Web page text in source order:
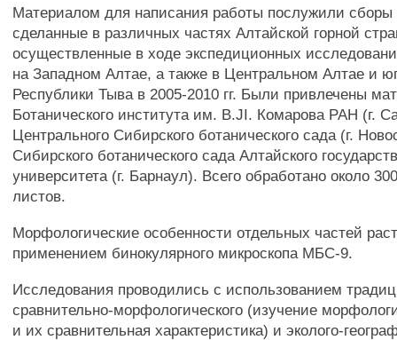
Материалом для написания работы послужили сборы
сделанные в различных частях Алтайской горной
осуществленные в ходе экспедиционных
на Западном Алтае, а также в Центральном Алтае и
Республики Тыва в 2005-2010 гг. Были привлечены
Ботанического института им. B.JI. Комарова РАН (г.
Центрального Сибирского ботанического сада (г.
Сибирского ботанического сада Алтайского
университета (г. Барнаул). Всего обработано около
листов.
Морфологические особенности отдельных частей
применением бинокулярного микроскопа МБС-9.
Исследования проводились с использованием
сравнительно-морфологического (изучение
и их сравнительная характеристика) и эколого-